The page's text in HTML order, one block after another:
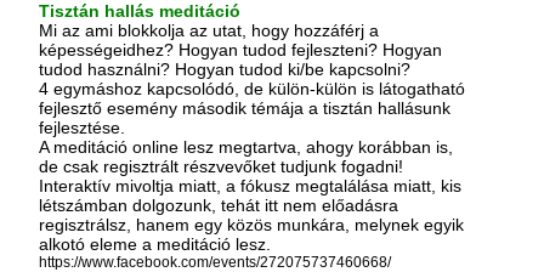
Tisztán hallás meditáció
Mi az ami blokkolja az utat, hogy hozzáférj a
képességeidhez? Hogyan tudod fejleszteni? Hogyan
tudod használni? Hogyan tudod ki/be kapcsolni?
4 egymáshoz kapcsolódó, de külön-külön is látogatható
fejlesztő esemény második témája a tisztán hallásunk
fejlesztése.
A meditáció online lesz megtartva, ahogy korábban is,
de csak regisztrált részvevőket tudjunk fogadni!
Interaktív mivoltja miatt, a fókusz megtalálása miatt, kis
létszámban dolgozunk, tehát itt nem előadásra
regisztrálsz, hanem egy közös munkára, melynek egyik
alkotó eleme a meditáció lesz.
https://www.facebook.com/events/272075737460668/